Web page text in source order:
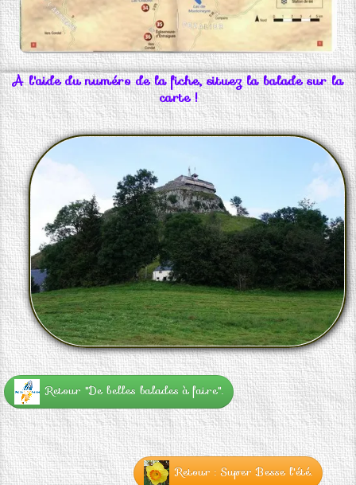
A l'aide du numéro de la fiche, situez la balade sur la
carte !
Retour "De belles balades à faire".
Retour : Super Besse l'été.